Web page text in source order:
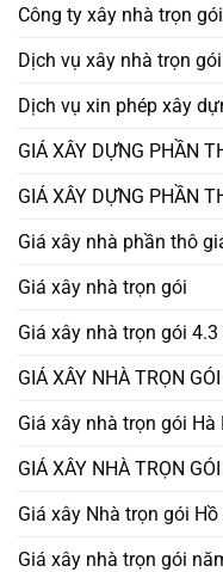
Công ty xây nhà trọn
Dịch vụ xây nhà trọn
Dịch vụ xin phép xây
GIÁ XÂY DỰNG PHẦN
GIÁ XÂY DỰNG PHẦN
Giá xây nhà phần thô
Giá xây nhà trọn gói
Giá xây nhà trọn gói
GIÁ XÂY NHÀ TRỌN
Giá xây nhà trọn gói Hà
GIÁ XÂY NHÀ TRỌN
Giá xây Nhà trọn gói
Giá xây nhà trọn gói